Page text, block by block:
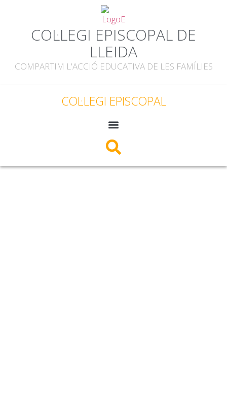
COL·LEGI EPISCOPAL DE
LLEIDA
COMPARTIM L'ACCIÓ EDUCATIVA DE LES FAMÍLIES
COL·LEGI EPISCOPAL